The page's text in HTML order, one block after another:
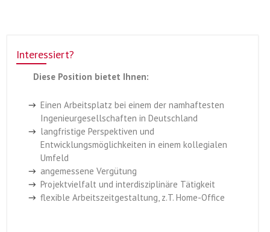
Interessiert?
Diese Position bietet Ihnen:
Einen Arbeitsplatz bei einem der namhaftesten
Ingenieurgesellschaften in Deutschland
langfristige Perspektiven und
Entwicklungsmöglichkeiten in einem kollegialen
Umfeld
angemessene Vergütung
Projektvielfalt und interdisziplinäre Tätigkeit
flexible Arbeitszeitgestaltung, z.T. Home-Office